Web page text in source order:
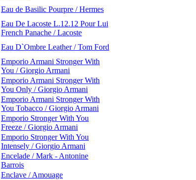
Eau de Basilic Pourpre / Hermes
Eau De Lacoste L.12.12 Pour Lui
French Panache / Lacoste
Eau D`Ombre Leather / Tom Ford
Emporio Armani Stronger With
You / Giorgio Armani
Emporio Armani Stronger With
You Only / Giorgio Armani
Emporio Armani Stronger With
You Tobacco / Giorgio Armani
Emporio Stronger With You
Freeze / Giorgio Armani
Emporio Stronger With You
Intensely / Giorgio Armani
Encelade / Mark - Antonine
Barrois
Enclave / Amouage